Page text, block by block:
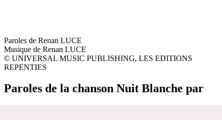
Paroles de Renan LUCE
Musique de Renan LUCE
© UNIVERSAL MUSIC PUBLISHING, LES EDITIONS
REPENTIES
Paroles de la chanson Nuit Blanche par